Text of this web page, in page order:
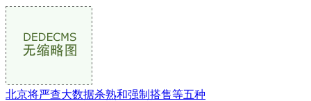
北京将严查大数据杀熟和强制搭售等五种